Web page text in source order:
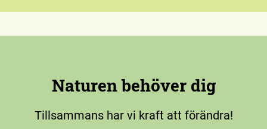
Naturen behöver dig
Tillsammans har vi kraft att förändra!